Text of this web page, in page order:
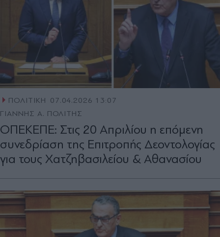
ΠΟΛΙΤΙΚΗ
07.04.2026 13:07
ΓΙΑΝΝΗΣ Α. ΠΟΛΙΤΗΣ
OΠΕΚΕΠΕ: Στις 20 Απριλίου η επόμενη
συνεδρίαση της Επιτροπής Δεοντολογίας
για τους Χατζηβασιλείου & Αθανασίου